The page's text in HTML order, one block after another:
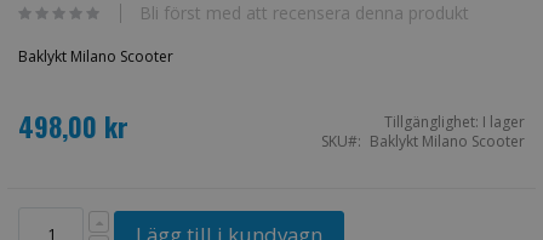
bildgalleriet
Bli först med att recensera denna produkt
Baklykt Milano Scooter
498,00 kr Tillgänglighet: I lager
SKU
Baklykt Milano Scooter
Lägg till i kundvagn